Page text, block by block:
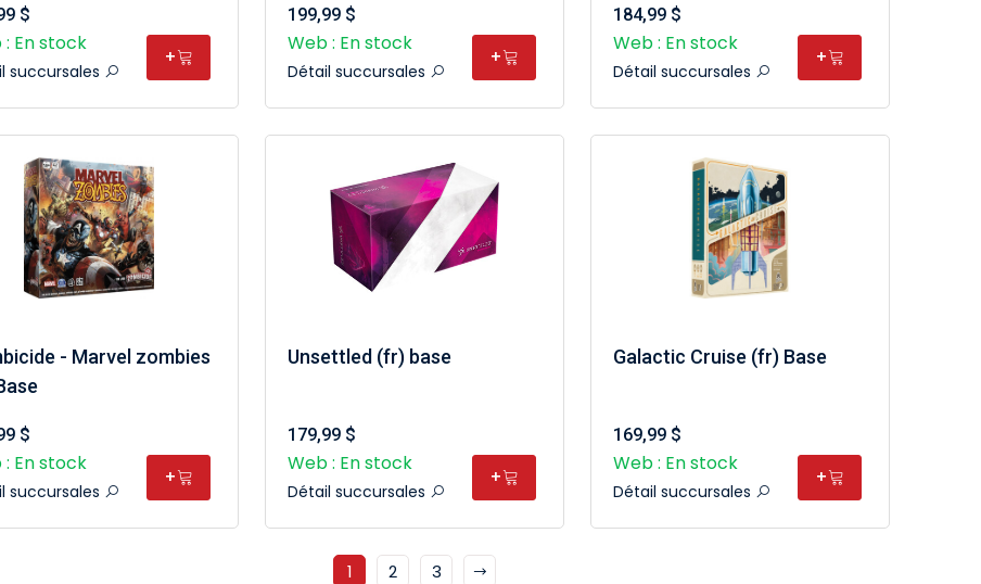
$
: En stock
succursales
+
199,99 $
Web : En stock
Détail succursales
+
184,99 $
Web : En stock
Détail succursales
+
- Marvel zombies
$
: En stock
succursales
+
Unsettled (fr) base
179,99 $
Web : En stock
Détail succursales
+
Galactic Cruise (fr) Base
169,99 $
Web : En stock
Détail succursales
+
1 2 3